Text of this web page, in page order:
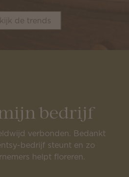
de trends
bedrijf
verbonden. Bedankt
bedrijf steunt en zo
helpt floreren.